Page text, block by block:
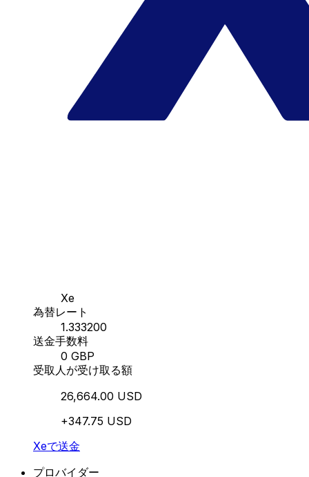
Xe
為替レート
1.333200
送金手数料
0 GBP
受取人が受け取る額
26,664.00 USD
+347.75 USD
Xeで送金
プロバイダー